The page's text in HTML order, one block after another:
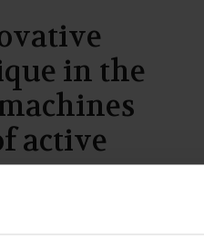
in the
active